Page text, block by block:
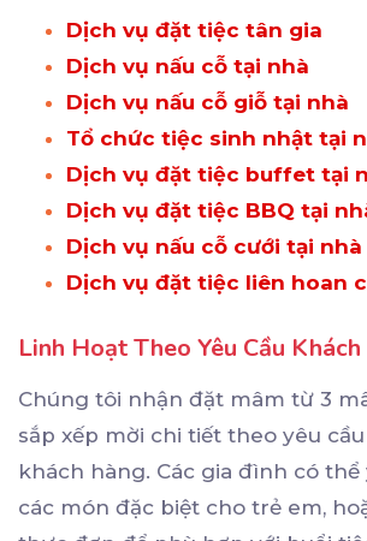
Dịch vụ đặt tiệc tân gia
Dịch vụ nấu cỗ tại nhà
Dịch vụ nấu cỗ giỗ tại nhà
Tổ chức tiệc sinh nhật tại
Dịch vụ đặt tiệc buffet tại
Dịch vụ đặt tiệc BBQ tại
Dịch vụ nấu cỗ cưới tại nhà
Dịch vụ đặt tiệc liên hoan
Linh Hoạt Theo Yêu Cầu
Chúng tôi nhận đặt mâm từ 3
sắp xếp mời chi tiết theo yêu
khách hàng. Các gia đình có
các món đặc biệt cho trẻ em,